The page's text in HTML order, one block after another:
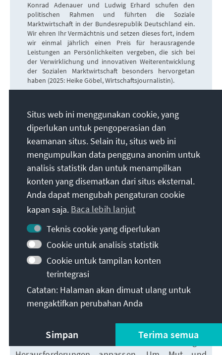
Konrad Adenauer und Ludwig Erhard schufen den
politischen Rahmen und führten die Soziale
Marktwirtschaft in der Bundesrepublik Deutschland ein.
Wir ehren Ihr Vermächtnis und setzen dieses fort, indem
wir einmal jährlich einen Preis für herausragende
Leistungen an Persönlichkeiten vergeben, die sich bei
der Verwirklichung und innovativen Weiterentwicklung
der Sozialen Marktwirtschaft besonders hervorgetan
haben (2025: Heike Göbel, Wirtschaftsjournalistin).
Einemarktwirtschaftliche Orientierung
verbunden mit Hilfsmaßnahmen bei Bedürftigkeit
und der Sozialpartnerschaft zwischen Arbeitgebern
und Gewerkschaften, ebnete den Weg zum hart
erarbeiteten „Wirtschaftswunder“ im Sinne des von
Erhard postulierten Mottos„Wohlstand für alle“
Um dieses Ziel in der globalisierten Welt von heute
zu realisieren, sind Mut, Veränderungsbereitschaft
„Ära Adenauer“ der Fall war.
Preis Soziale
Marktwirtschaft:
Einführung der Sozialen
Marktwirtschaft prägte die
junge Bundesrepublik und trug
das Konzept auch künftig erfolgreich bleibt, muss
es sich innovativ weiterentwickeln und heutigen
Situs web ini menggunakan cookie, yang
diperlukan untuk pengoperasian dan
keamanan situs. Selain itu, situs web ini
mengumpulkan data pengguna anonim untuk
analisis statistik dan untuk menampilkan
konten yang disematkan dari situs eksternal.
Anda dapat mengubah pengaturan cookie
kapan saja. Baca lebih lanjut
Teknis cookie yang diperlukan
Cookie untuk analisis statistik
Cookie untuk tampilan konten
terintegrasi
Catatan: Halaman akan dimuat ulang untuk
mengaktifkan perubahan Anda
Simpan Terima semua